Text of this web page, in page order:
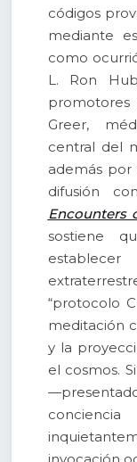
códigos
mediante
como
L. Ron
Greer,
central del
además
difusión
Encounters
sostiene
“protocolo
meditación
y la
el cosmos.